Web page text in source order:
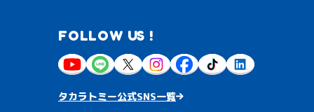
FOLLOW US !
タカラトミー公式SNS一覧